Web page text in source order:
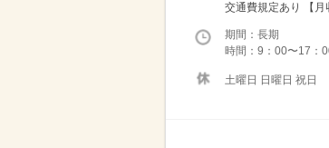
交通費規定あり 【
期間：長期
時間：9：00〜17：
土曜日 日曜日 祝日